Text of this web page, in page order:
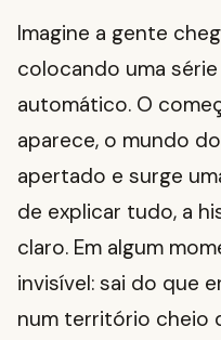
Imagine a gente
colocando uma
automático. O
aparece, o mundo
apertado e surge
de explicar tudo, a
claro. Em algum
invisível: sai do que
num território cheio